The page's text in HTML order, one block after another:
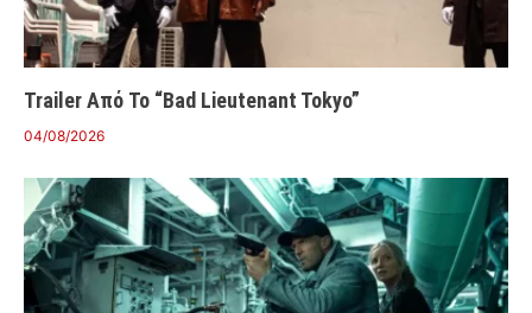
Trailer Από Το “Bad Lieutenant Tokyo”
04/08/2026